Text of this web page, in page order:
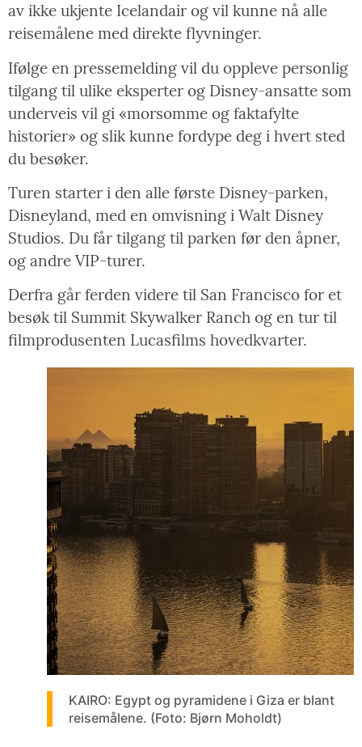
av ikke ukjente Icelandair og vil kunne nå alle
reisemålene med direkte flyvninger.
Ifølge en pressemelding vil du oppleve personlig
tilgang til ulike eksperter og Disney-ansatte som
underveis vil gi «morsomme og faktafylte
historier» og slik kunne fordype deg i hvert sted
du besøker.
Turen starter i den alle første Disney-parken,
Disneyland, med en omvisning i Walt Disney
Studios. Du får tilgang til parken før den åpner,
og andre VIP-turer.
Derfra går ferden videre til San Francisco for et
besøk til Summit Skywalker Ranch og en tur til
filmprodusenten Lucasfilms hovedkvarter.
KAIRO: Egypt og pyramidene i Giza er blant
reisemålene. (Foto: Bjørn Moholdt)